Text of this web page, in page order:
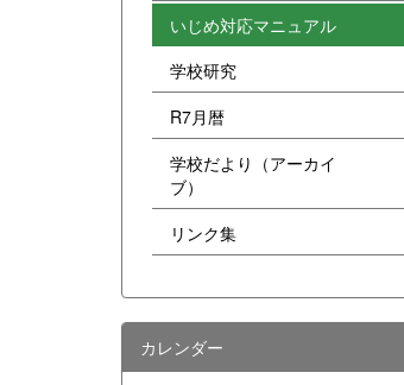
いじめ対応マニュアル
学校研究
R7月暦
学校だより（アーカイ
ブ）
リンク集
カレンダー